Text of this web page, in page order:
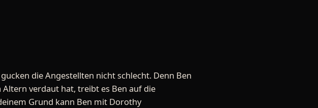
die Angestellten nicht schlecht. Denn Ben
Altern verdaut hat, treibt es Ben auf die
Grund kann Ben mit Dorothy